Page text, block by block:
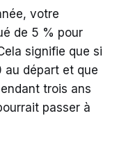
votre
de 5 % pour
signifie que si
au départ et que
trois ans
passer à